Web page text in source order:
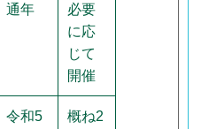
通年
必要
に応
じて
開催
令和5
概ね2